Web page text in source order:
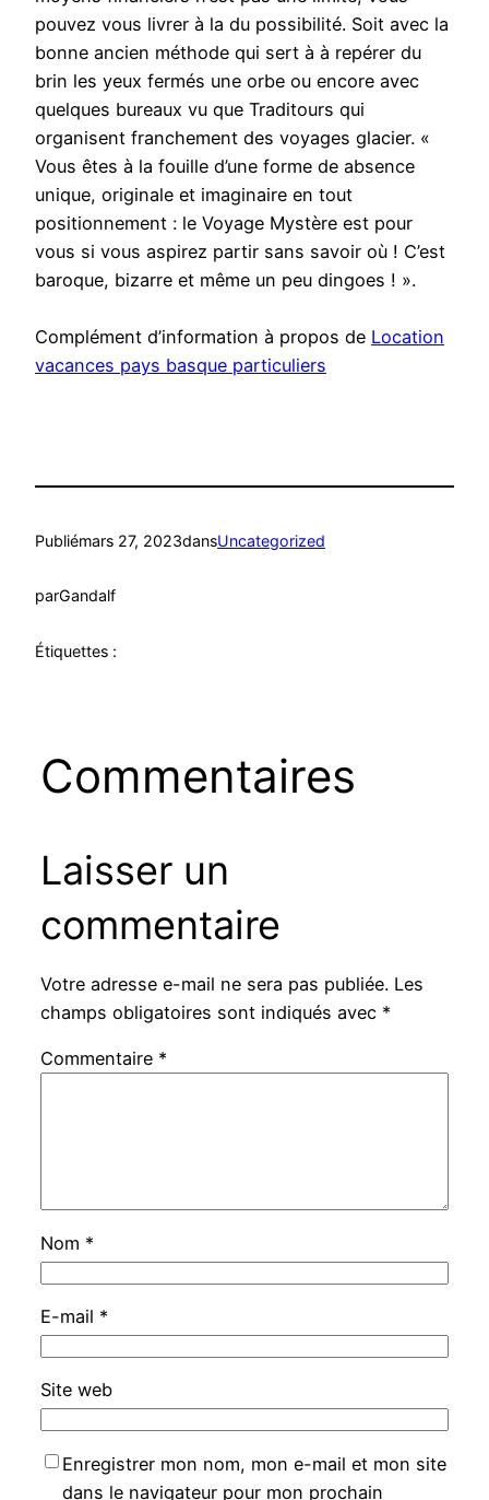
pouvez vous livrer à la du possibilité. Soit avec la
bonne ancien méthode qui sert à à repérer du
brin les yeux fermés une orbe ou encore avec
quelques bureaux vu que Traditours qui
organisent franchement des voyages glacier. «
Vous êtes à la fouille d’une forme de absence
unique, originale et imaginaire en tout
positionnement : le Voyage Mystère est pour
vous si vous aspirez partir sans savoir où ! C’est
baroque, bizarre et même un peu dingoes ! ».
Complément d’information à propos de Location
vacances pays basque particuliers
Publiémars 27, 2023dansUncategorized
parGandalf
Étiquettes :
Commentaires
Laisser un
commentaire
Votre adresse e-mail ne sera pas publiée. Les
champs obligatoires sont indiqués avec *
Commentaire *
Nom *
E-mail *
Site web
Enregistrer mon nom, mon e-mail et mon site
dans le navigateur pour mon prochain